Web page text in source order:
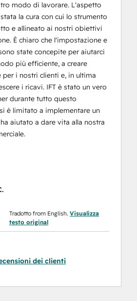
modo di lavorare. L'aspetto
la cura con cui lo strumento
e allineato ai nostri obiettivi
È chiaro che l'impostazione e
state concepite per aiutarci
più efficiente, a creare
per i nostri clienti e, in ultima
i ricavi. IFT è stato un vero
durante tutto questo
è limitato a implementare un
aiutato a dare vita alla nostra
Tradotto from English.Visualizza
testo original
dei clienti